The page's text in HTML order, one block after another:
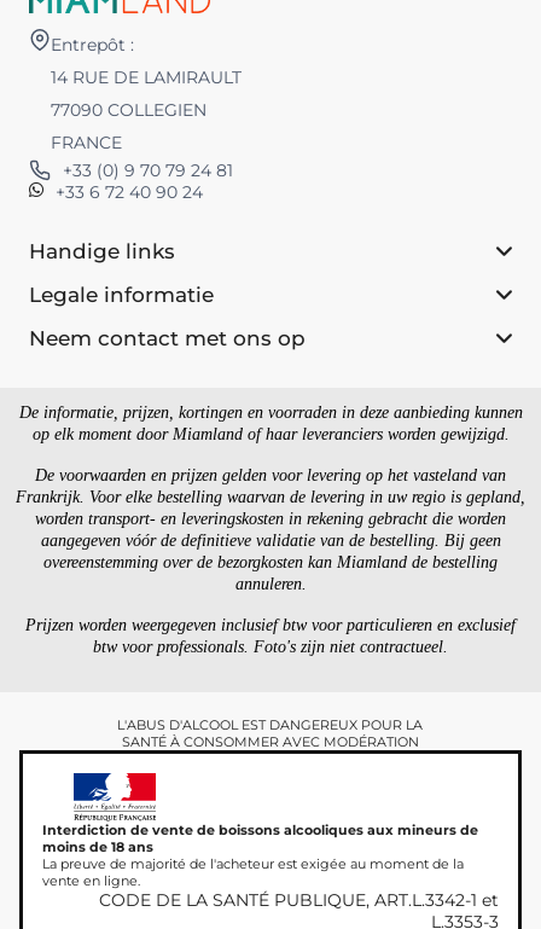
Entrepôt :
14 RUE DE LAMIRAULT
77090 COLLEGIEN
FRANCE
+33 (0) 9 70 79 24 81
+33 6 72 40 90 24
Handige links
Legale informatie
Neem contact met ons op
De informatie, prijzen, kortingen en voorraden in deze aanbieding kunnen
op elk moment door Miamland of haar leveranciers worden gewijzigd.
De voorwaarden en prijzen gelden voor levering op het vasteland van
Frankrijk. Voor elke bestelling waarvan de levering in uw regio is gepland,
worden transport- en leveringskosten in rekening gebracht die worden
aangegeven vóór de definitieve validatie van de bestelling. Bij geen
overeenstemming over de bezorgkosten kan Miamland de bestelling
annuleren.
Prijzen worden weergegeven inclusief btw voor particulieren en exclusief
btw voor professionals. Foto's zijn niet contractueel.
L'ABUS D'ALCOOL EST DANGEREUX POUR LA
SANTÉ À CONSOMMER AVEC MODÉRATION
Interdiction de vente de boissons alcooliques aux mineurs de
moins de 18 ans
La preuve de majorité de l'acheteur est exigée au moment de la
vente en ligne.
CODE DE LA SANTÉ PUBLIQUE, ART.L.3342-1 et
L.3353-3